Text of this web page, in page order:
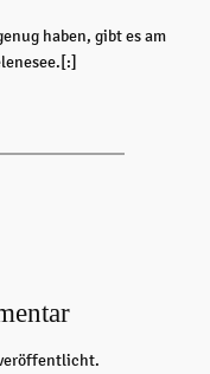
haben, gibt es am